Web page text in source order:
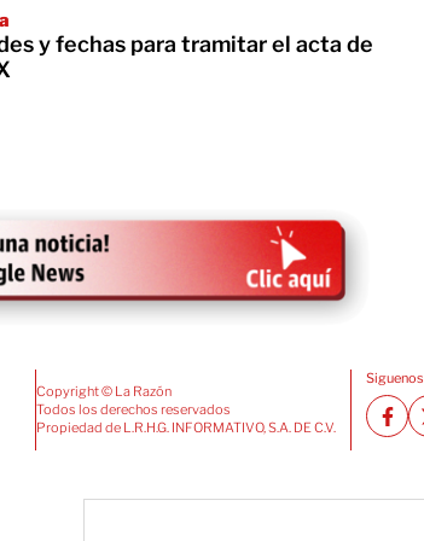
y fechas para tramitar el acta de
Copyright © La Razón
Todos los derechos reservados
Propiedad de L.R.H.G. INFORMATIVO, S.A. DE C.V.